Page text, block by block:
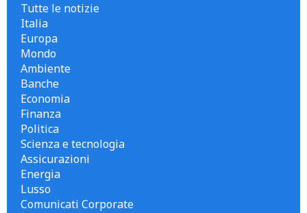
Tutte le notizie
Italia
Europa
Mondo
Ambiente
Banche
Economia
Finanza
Politica
Scienza e tecnologia
Assicurazioni
Energia
Lusso
Comunicati Corporate